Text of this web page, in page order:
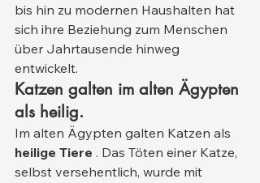
bis hin zu modernen Haushalten hat
sich ihre Beziehung zum Menschen
über Jahrtausende hinweg
entwickelt.
Katzen galten im alten Ägypten
als heilig.
Im alten Ägypten galten Katzen als
heilige Tiere . Das Töten einer Katze,
selbst versehentlich, wurde mit